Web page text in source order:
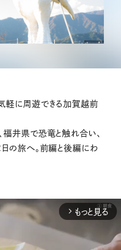
軽に周遊できる加賀越前
井県で恐竜と触れ合い、
の旅へ。前編と後編にわ
arrow_forward_ios もっと見る